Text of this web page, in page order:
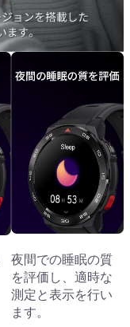
夜間での睡眠の質
を評価し、適時な
測定と表示を行い
ます。